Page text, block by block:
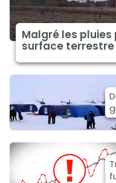
Malgré les
surface